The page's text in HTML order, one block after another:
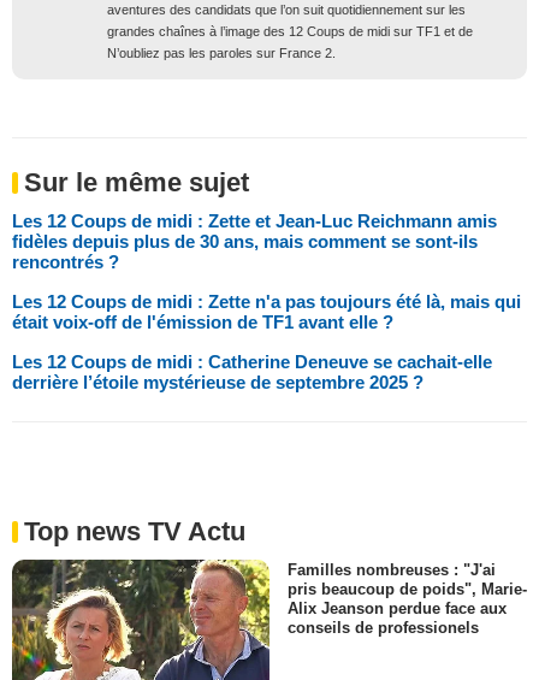
aventures des candidats que l’on suit quotidiennement sur les
grandes chaînes à l’image des 12 Coups de midi sur TF1 et de
N’oubliez pas les paroles sur France 2.
Sur le même sujet
Les 12 Coups de midi : Zette et Jean-Luc Reichmann amis
fidèles depuis plus de 30 ans, mais comment se sont-ils
rencontrés ?
Les 12 Coups de midi : Zette n'a pas toujours été là, mais qui
était voix-off de l'émission de TF1 avant elle ?
Les 12 Coups de midi : Catherine Deneuve se cachait-elle
derrière l’étoile mystérieuse de septembre 2025 ?
Top news TV Actu
Familles nombreuses : "J'ai
pris beaucoup de poids", Marie-
Alix Jeanson perdue face aux
conseils de professionels